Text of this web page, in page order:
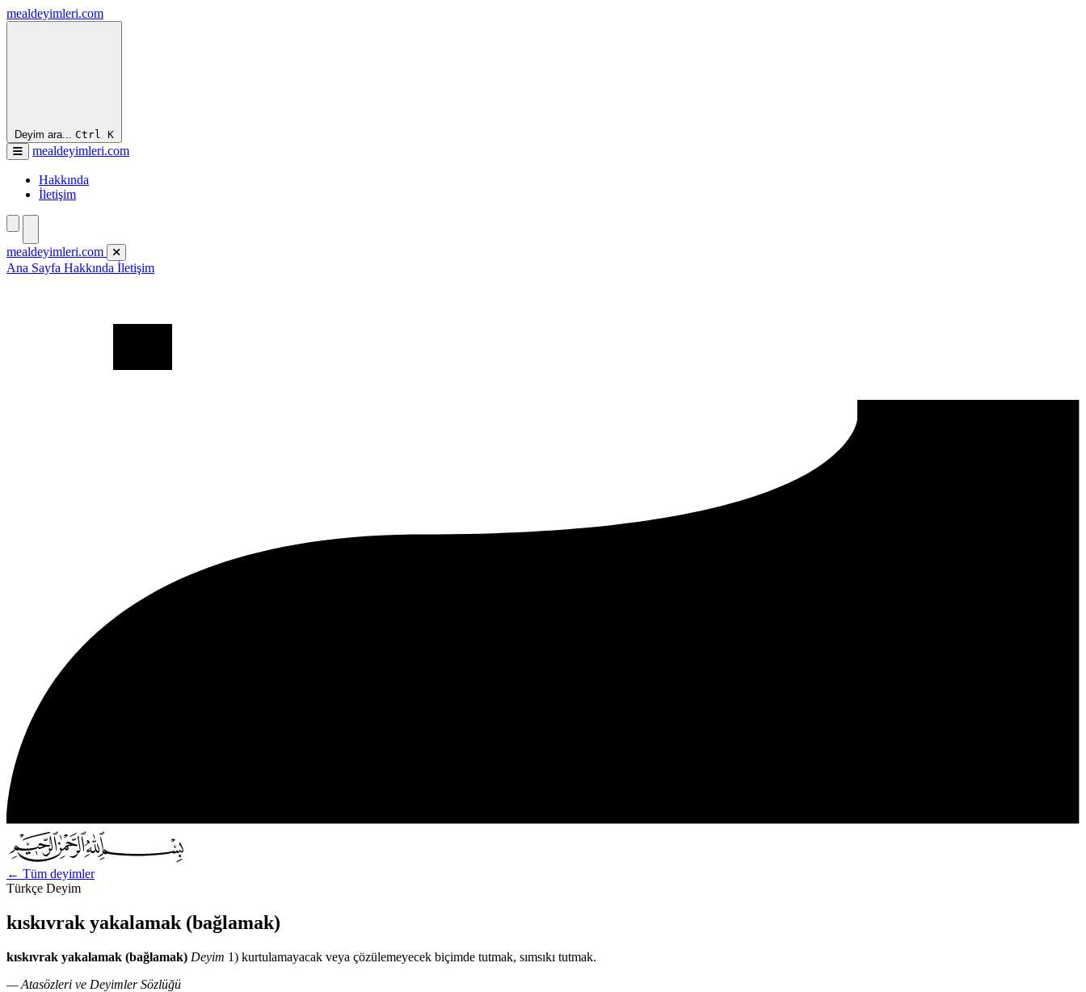
mealdeyimleri.com
Deyim ara... Ctrl K
mealdeyimleri.com
Hakkında
İletişim
mealdeyimleri.com
Ana Sayfa Hakkında İletişim
← Tüm deyimler
Türkçe Deyim
kıskıvrak yakalamak (bağlamak)
kıskıvrak yakalamak (bağlamak) Deyim 1) kurtulamayacak veya çözülemeyecek biçimde tutmak, sımsıkı tutmak.
— Atasözleri ve Deyimler Sözlüğü